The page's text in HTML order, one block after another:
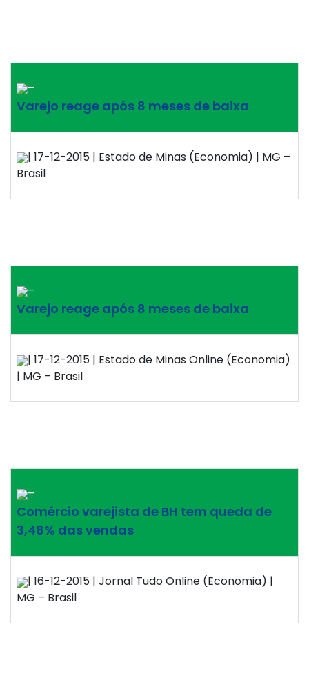
–
Varejo reage após 8 meses de baixa
| 17-12-2015 | Estado de Minas (Economia) | MG –
Brasil
–
Varejo reage após 8 meses de baixa
| 17-12-2015 | Estado de Minas Online (Economia)
| MG – Brasil
–
Comércio varejista de BH tem queda de
3,48% das vendas
| 16-12-2015 | Jornal Tudo Online (Economia) |
MG – Brasil